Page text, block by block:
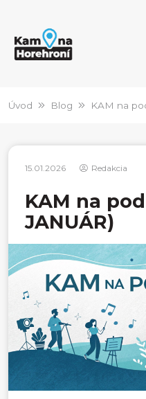
Úvod Blog KAM na
15.01.2026 Redakcia
KAM na
JANUÁR)